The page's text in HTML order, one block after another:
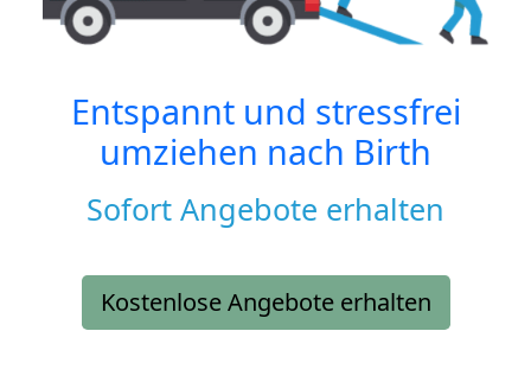
Entspannt und stressfrei
umziehen nach Birth
Sofort Angebote erhalten
Kostenlose Angebote erhalten